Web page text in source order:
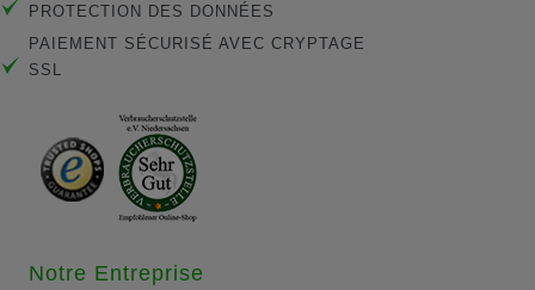
PROTECTION DES DONNÉES
PAIEMENT SÉCURISÉ AVEC CRYPTAGE
SSL
Notre Entreprise